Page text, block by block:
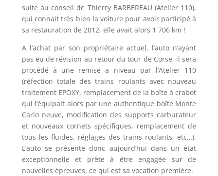
suite au conseil de Thierry BARBEREAU (Atelier 110),
qui connait très bien la voiture pour avoir participé à
sa restauration de 2012, elle avait alors 1 706 km !
A l’achat par son propriétaire actuel, l’auto n’ayant
pas eu de révision au retour du tour de Corse, il sera
procédé à une remise a niveau par l’Atelier 110
(réfection totale des trains roulants avec nouveau
traitement EPOXY, remplacement de la boîte à crabot
qui l’équipait alors par une authentique boîte Monte
Carlo neuve, modification des supports carburateur
et nouveaux cornets spécifiques, remplacement de
tous les fluides, réglages des trains roulants, etc…).
L’auto se présente donc aujourd’hui dans un état
exceptionnelle et prête à être engagée sur de
nouvelles épreuves, ce qui est sa vocation première.